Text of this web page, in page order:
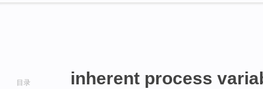
目录 inherent process